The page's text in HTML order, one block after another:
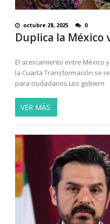
octubre 28, 2025 0
Duplica la México
El acercamiento entre México
la Cuarta Transformación se
para ciudadanos Los gobiern
VER MÁS.